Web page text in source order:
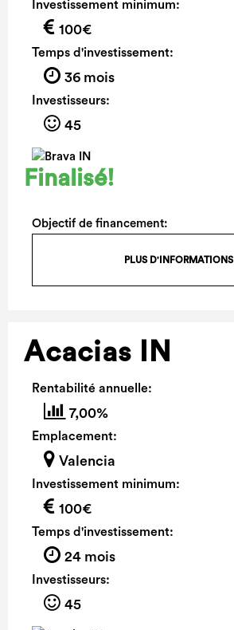
Investissement minimum:
100€
Temps d'investissement:
36 mois
Investisseurs:
45
Finalisé!
Objectif de financement:
PLUS D'INFORMATIONS
Acacias IN
Rentabilité annuelle:
7,00%
Emplacement:
Valencia
Investissement minimum:
100€
Temps d'investissement:
24 mois
Investisseurs:
45